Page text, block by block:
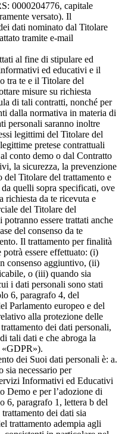
0000204776, capitale
versato). Il
dati nominato dal Titolare
tramite e-mail
al fine di stipulare ed
ed educativi e il
tra te e il Titolare del
misure su richiesta
di tali contratti, nonché per
dalla normativa in materia di
personali saranno inoltre
legittimi del Titolare del
pretese contrattuali
conto demo o dal Contratto
la sicurezza, la prevenzione
Titolare del trattamento e
quelli sopra specificati, ove
richiesta da te ricevuta e
del Titolare del
essere trattati anche
del consenso da te
Il trattamento per finalità
essere effettuato: (i)
consenso aggiuntivo, (ii)
o (iii) quando sia
i dati personali sono stati
6, paragrafo 4, del
Parlamento europeo e del
alla protezione delle
dei dati personali,
tali dati e che abroga la
dei Suoi dati personali è: a.
sia necessario per
Informativi ed Educativi
Demo e per l’adozione di
6, paragrafo 1, lettera b del
dei dati sia
trattamento adempia agli